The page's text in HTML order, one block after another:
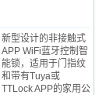
新型设计的非接触式
APP WiFi蓝牙控制智
能锁，适用于门指纹
和带有Tuya或
TTLock APP的家用公